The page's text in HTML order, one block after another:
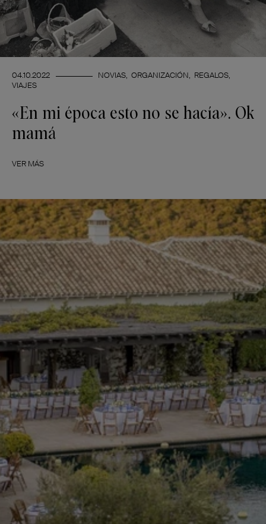
04.10.2022 NOVIAS ORGANIZACIÓN
REGALOS
VIAJES
«En mi época esto no se hacía». Ok
mamá
VER MÁS